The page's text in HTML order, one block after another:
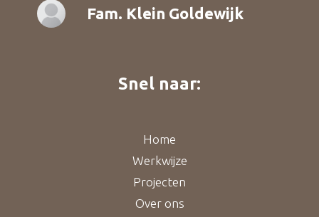
Fam. Klein Goldewijk
Snel naar:
Home
Werkwijze
Projecten
Over ons